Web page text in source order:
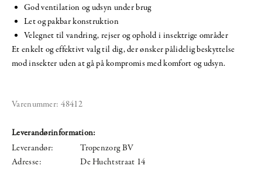
God ventilation og udsyn under brug
Let og pakbar konstruktion
Velegnet til vandring, rejser og ophold i insektrige områder
Et enkelt og effektivt valg til dig, der ønsker pålidelig beskyttelse
mod insekter uden at gå på kompromis med komfort og udsyn.
Varenummer: 48412
Leverandørinformation:
Leverandør:
Tropenzorg BV
Adresse:
De Huchtstraat 14